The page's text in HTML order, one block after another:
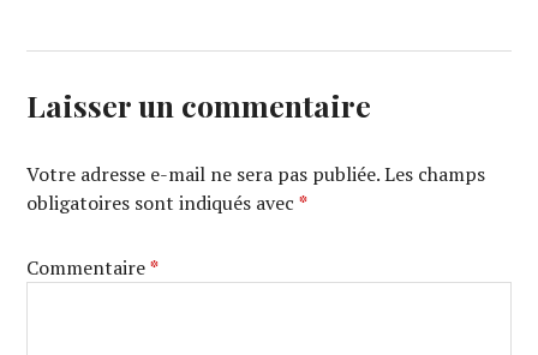
Laisser un commentaire
Votre adresse e-mail ne sera pas publiée. Les champs
obligatoires sont indiqués avec*
Commentaire*